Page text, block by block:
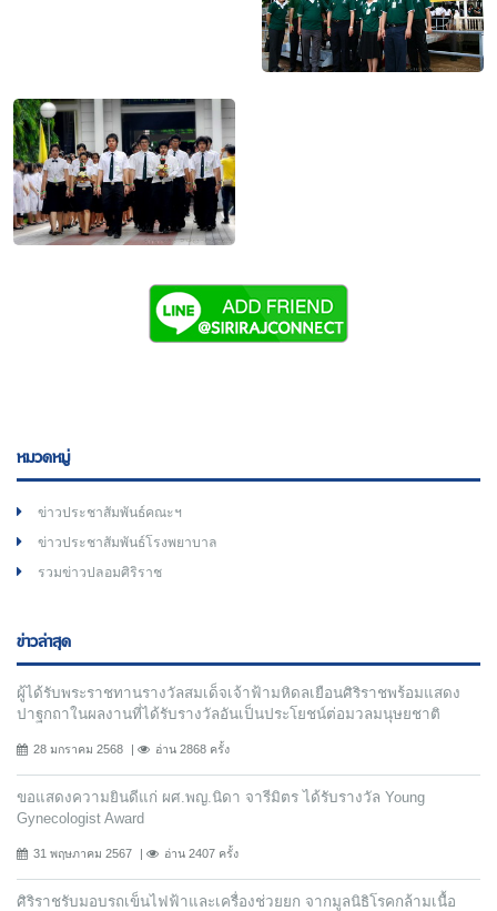
หมวดหมู่
ข่าวประชาสัมพันธ์คณะฯ
ข่าวประชาสัมพันธ์โรงพยาบาล
รวมข่าวปลอมศิริราช
ข่าวล่าสุด
ผู้ได้รับพระราชทานรางวัลสมเด็จเจ้าฟ้ามหิดลเยือนศิริราชพร้อมแสดง
ปาฐกถาในผลงานที่ได้รับรางวัลอันเป็นประโยชน์ต่อมวลมนุษยชาติ
28 มกราคม 2568 อ่าน 2868 ครั้ง
ขอแสดงความยินดีแก่ ผศ.พญ.นิดา จารีมิตร ได้รับรางวัล Young
Gynecologist Award
31 พฤษภาคม 2567 อ่าน 2407 ครั้ง
ศิริราชรับมอบรถเข็นไฟฟ้าและเครื่องช่วยยก จากมูลนิธิโรคกล้ามเนื้อ